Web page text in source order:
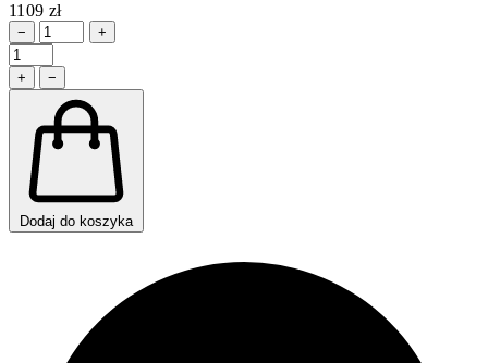
1109 zł
− +
+ −
Dodaj do koszyka